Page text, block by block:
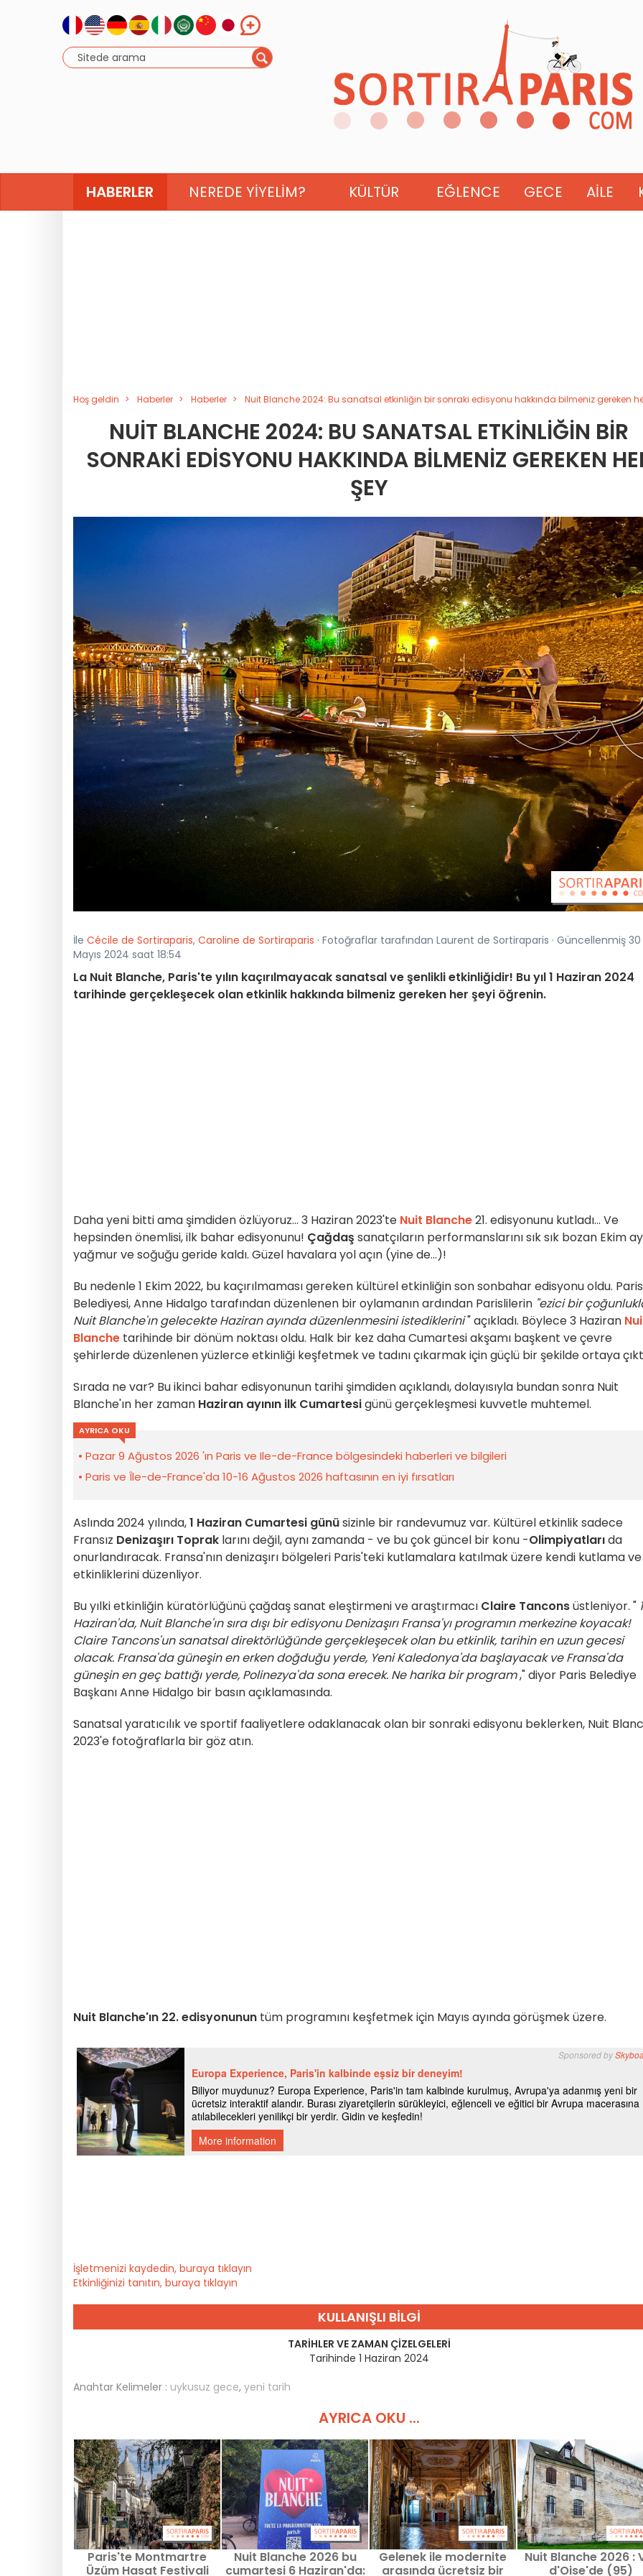
HABERLER NEREDE YIYELIM? KÜLTÜR EĞLENCE GECE AILE
Hoş geldin Haberler Haberler Nuit Blanche 2024: Bu sanatsal etkinliğin bir sonraki edisyonu hakkında bilmeniz gereken
NUIT BLANCHE 2024: BU SANATSAL ETKINLIĞIN BIR
SONRAKI EDISYONU HAKKINDA BILMENIZ GEREKEN
ŞEY
İle Cécile de Sortiraparis, Caroline de Sortiraparis · Fotoğraflar tarafından Laurent de Sortiraparis · Güncellenmiş 30
Mayıs 2024 saat 18:54
La Nuit Blanche, Paris'te yılın kaçırılmayacak sanatsal ve şenlikli etkinliğidir! Bu yıl 1 Haziran 2024
tarihinde gerçekleşecek olan etkinlik hakkında bilmeniz gereken her şeyi öğrenin.
Daha yeni bitti ama şimdiden özlüyoruz... 3 Haziran 2023'te Nuit Blanche21. edisyonunu kutladı... Ve
hepsinden önemlisi, ilk bahar edisyonunu! Çağdaş sanatçıların performanslarını sık sık bozan Ekim
yağmur ve soğuğu geride kaldı. Güzel havalara yol açın (yine de...)!
Bu nedenle 1 Ekim 2022, bu kaçırılmaması gereken kültürel etkinliğin son sonbahar edisyonu oldu. Paris
Belediyesi, Anne Hidalgo tarafından düzenlenen bir oylamanın ardından Parislilerin "ezici bir
Nuit Blanche'ın gelecekte Haziran ayında düzenlenmesini istediklerini" açıkladı. Böylece 3 Haziran
Blanche tarihinde bir dönüm noktası oldu. Halk bir kez daha Cumartesi akşamı başkent ve çevre
şehirlerde düzenlenen yüzlerce etkinliği keşfetmek ve tadını çıkarmak için güçlü bir şekilde ortaya
Sırada ne var? Bu ikinci bahar edisyonunun tarihi şimdiden açıklandı, dolayısıyla bundan sonra Nuit
Blanche'ın her zaman Haziran ayının ilk Cumartesigünü gerçekleşmesi kuvvetle muhtemel.
AYRICA OKU
Pazar 9 Ağustos 2026 'ın Paris ve Ile-de-France bölgesindeki haberleri ve bilgileri
Paris ve Île-de-France'da 10-16 Ağustos 2026 haftasının en iyi fırsatları
Aslında 2024 yılında,1 Haziran Cumartesi günüsizinle bir randevumuz var. Kültürel etkinlik sadece
Fransız Denizaşırı Toprak larını değil, aynı zamanda - ve bu çok güncel bir konu -Olimpiyatlarıda
onurlandıracak. Fransa'nın denizaşırı bölgeleri Paris'teki kutlamalara katılmak üzere kendi kutlama ve
etkinliklerini düzenliyor.
Bu yılki etkinliğin küratörlüğünü çağdaş sanat eleştirmeni ve araştırmacı Claire Tanconsüstleniyor. " 1
Haziran'da, Nuit Blanche'ın sıra dışı bir edisyonu Denizaşırı Fransa'yı programın merkezine koyacak!
Claire Tancons'un sanatsal direktörlüğünde gerçekleşecek olan bu etkinlik, tarihin en uzun gecesi
olacak. Fransa'da güneşin en erken doğduğu yerde, Yeni Kaledonya'da başlayacak ve Fransa'da
güneşin en geç battığı yerde, Polinezya'da sona erecek. Ne harika bir program," diyor Paris Belediye
Başkanı Anne Hidalgo bir basın açıklamasında.
Sanatsal yaratıcılık ve sportif faaliyetlere odaklanacak olan bir sonraki edisyonu beklerken, Nuit
2023'e fotoğraflarla bir göz atın.
Nuit Blanche'ın 22. edisyonunun tüm programını keşfetmek için Mayıs ayında görüşmek üzere.
İşletmenizi kaydedin, buraya tıklayın
Etkinliğinizi tanıtın, buraya tıklayın
KULLANIŞLI BILGI
TARIHLER VE ZAMAN ÇIZELGELERI
Tarihinde 1 Haziran 2024
Anahtar Kelimeler : uykusuz gece, yeni tarih
AYRICA OKU ...
Paris'te Montmartre
Üzüm Hasat Festivali
Nuit Blanche 2026 bu
cumartesi 6 Haziran'da:
Gelenek ile modernite
arasında ücretsiz bir
Nuit Blanche 2026 :
d'Oise'de (95)